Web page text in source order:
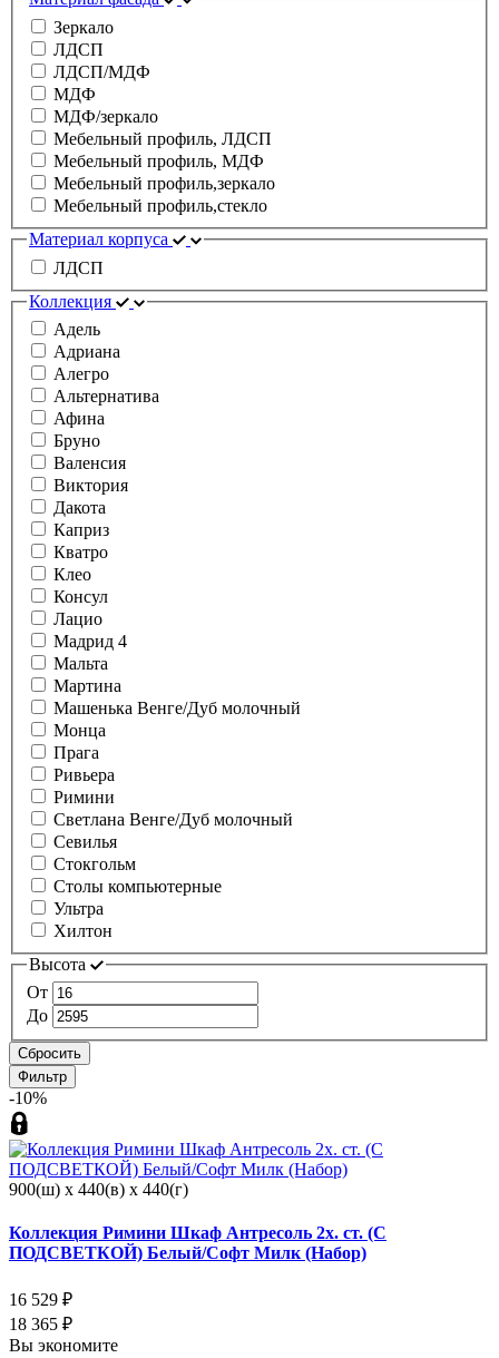
Зеркало
ЛДСП
ЛДСП/МДФ
МДФ
МДФ/зеркало
Мебельный профиль, ЛДСП
Мебельный профиль, МДФ
Мебельный профиль,зеркало
Мебельный профиль,стекло
Материал корпуса
ЛДСП
Коллекция
Адель
Адриана
Алегро
Альтернатива
Афина
Бруно
Валенсия
Виктория
Дакота
Каприз
Кватро
Клео
Консул
Лацио
Мадрид 4
Мальта
Мартина
Машенька Венге/Дуб молочный
Монца
Прага
Ривьера
Римини
Светлана Венге/Дуб молочный
Севилья
Стокгольм
Столы компьютерные
Ультра
Хилтон
Высота
От
До
Сбросить
Фильтр
-10%
900(ш) x 440(в) x 440(г)
Коллекция Римини Шкаф Антресоль 2х. ст. (С
ПОДСВЕТКОЙ) Белый/Софт Милк (Набор)
16 529 ₽
18 365 ₽
Вы экономите